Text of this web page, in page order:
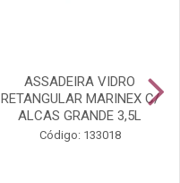
ASSADEIRA VIDRO
RETANGULAR MARINEX C/
ALCAS GRANDE 3,5L
Código: 133018